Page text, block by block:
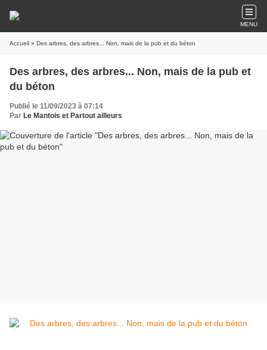
MENU
Accueil » Des arbres, des arbres... Non, mais de la pub et du béton
Des arbres, des arbres... Non, mais de la pub et
du béton
Publié le 11/09/2023 à 07:14
Par Le Mantois et Partout ailleurs